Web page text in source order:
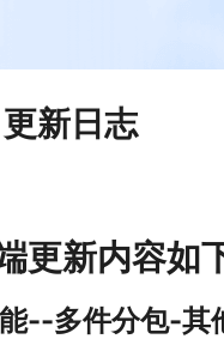
新日志
新内容如
--多件分包-其